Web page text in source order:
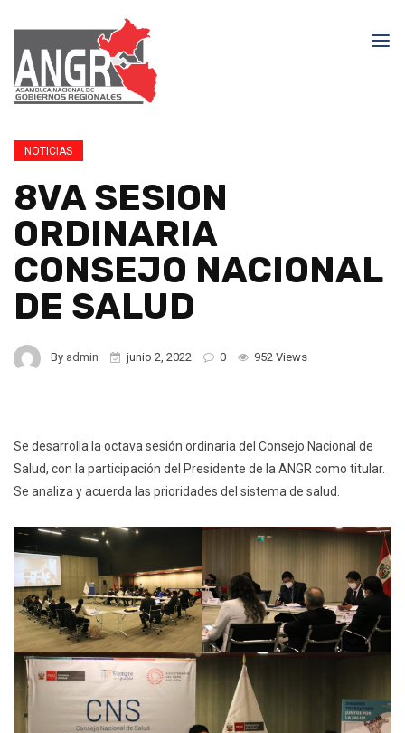
NOTICIAS
8VA SESION
ORDINARIA
CONSEJO NACIONAL
DE SALUD
By admin junio 2, 2022 0 952 Views
Se desarrolla la octava sesión ordinaria del Consejo Nacional de
Salud, con la participación del Presidente de la ANGR como titular.
Se analiza y acuerda las prioridades del sistema de salud.